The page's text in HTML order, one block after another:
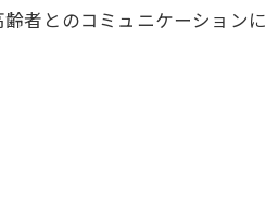
者とのコミュニケーション